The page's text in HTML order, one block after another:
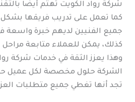
شركة رواد الكويت تهتم أيضًا
كما تعمل على تدريب فريقها
جميع الفنيين لديهم خبرة واسعة
كذلك، يمكن للعملاء متابعة
وهذا يعزز الثقة في خدمات شركة
الشركة حلول مخصصة لكل عميل
تجد أنها تغطي جميع متطلبات